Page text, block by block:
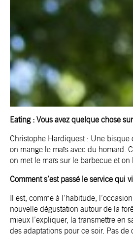
Eating : Vous avez quelque chose
Christophe Hardiquest : Une bisque
on mange le maïs avec du homard.
on met le maïs sur le barbecue et on
Comment s’est passé le service qui
Il est, comme à l’habitude,
nouvelle dégustation autour de la
mieux l’expliquer, la transmettre en
des adaptations pour ce soir. Pas